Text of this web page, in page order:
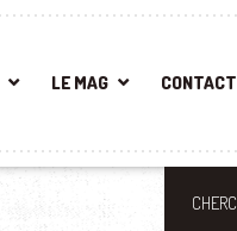
LE MAG CONTACT